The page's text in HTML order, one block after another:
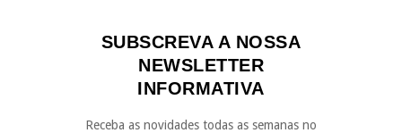
SUBSCREVA A NOSSA
NEWSLETTER
INFORMATIVA
Receba as novidades todas as semanas no